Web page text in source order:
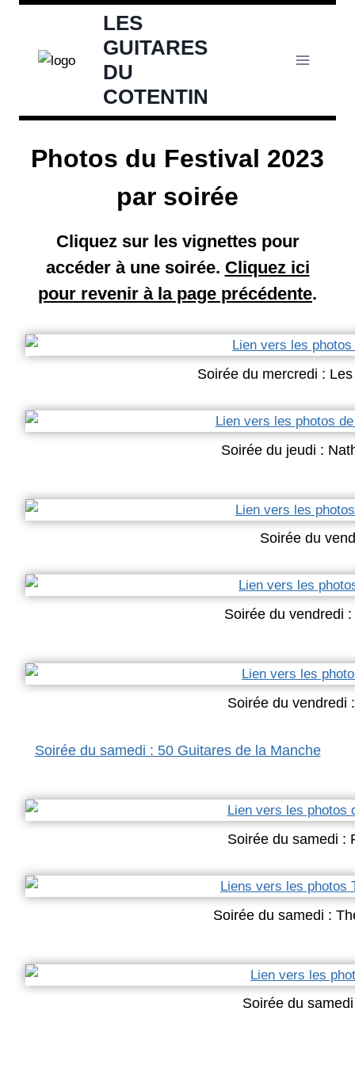
Aller
contenu
LES
GUITARES
DU
COTENTIN
Photos du Festival 2023
par soirée
Cliquez sur les vignettes pour
accéder à une soirée. Cliquez ici
pour revenir à la page précédente.
Soirée du mercredi :
Soirée du jeudi :
Soirée du
Soirée du vendredi
Soirée du vendredi
Soirée du samedi : 50 Guitares de la Manche
Soirée du samedi :
Soirée du samedi :
Soirée du